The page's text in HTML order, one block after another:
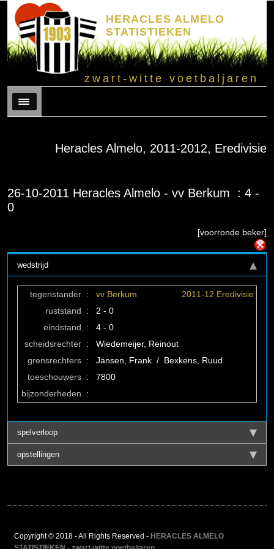
HERACLES ALMELO
STATISTIEKEN
zwart-witte voetbaljaren
Menu
Heracles Almelo, 2011-2012, Eredivisie
26-10-2011 Heracles Almelo - vv Berkum : 4 -
0
[voorronde beker]
wedstrijd
tegenstander : vv Berkum
2011-12 Eredivisie
ruststand
:
2 - 0
eindstand
:
4 - 0
scheidsrechter :
Wiedemeijer, Reinout
grensrechters :
Jansen, Frank / Bexkens, Ruud
toeschouwers :
7800
bijzonderheden
:
spelverloop
opstellingen
Copyright © 2018 - All Rights Reserved - HERACLES ALMELO